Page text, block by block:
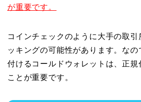
が重要です。
コインチェックのように大手の取引
ッキングの可能性があります。なの
付けるコールドウォレットは、正規
ことが重要です。